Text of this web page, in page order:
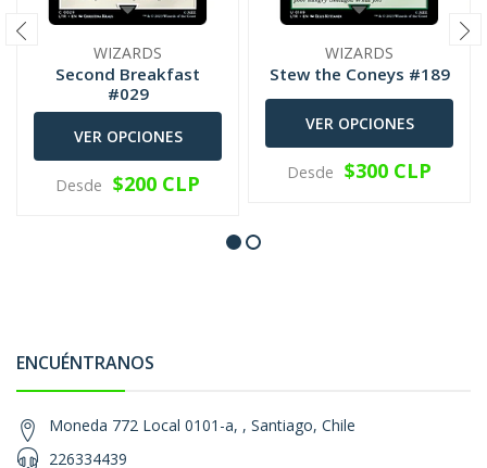
WIZARDS
Second Breakfast
#029
VER OPCIONES
Desde $200 CLP
WIZARDS
Stew the Coneys #189
VER OPCIONES
Desde $300 CLP
ENCUÉNTRANOS
Moneda 772 Local 0101-a, , Santiago, Chile
226334439